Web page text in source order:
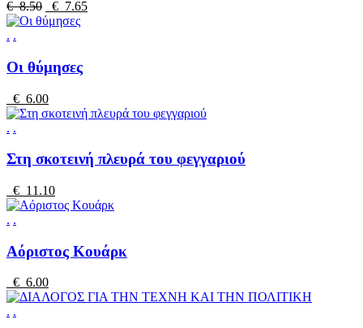
€ 8.50 € 7.65
. .
Οι θύμησες
€ 6.00
. .
Στη σκοτεινή πλευρά του φεγγαριού
€ 11.10
. .
Αόριστος Κουάρκ
€ 6.00
. .